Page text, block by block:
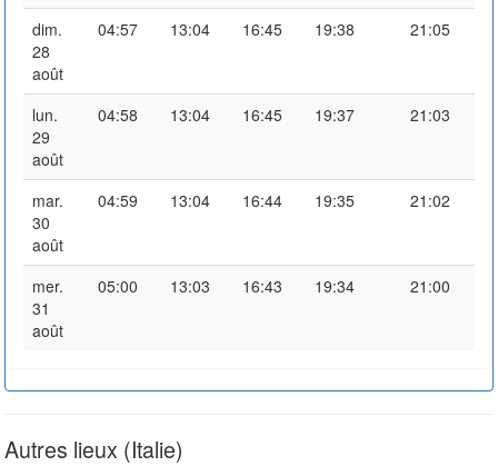
dim.
28
août
04:57 13:04 16:45 19:38 21:05
lun.
29
août
04:58 13:04 16:45 19:37 21:03
mar.
30
août
04:59 13:04 16:44 19:35 21:02
mer.
31
août
05:00 13:03 16:43 19:34 21:00
Autres lieux (Italie)